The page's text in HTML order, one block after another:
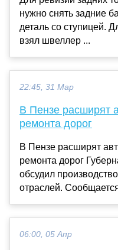
нужно снять задние
деталь со ступицей.
взял швеллер ...
22:45, 31 Мар
В Пензе расширят
ремонта дорог
В Пензе расширят
ремонта дорог
обсудил
отраслей.
06:00, 05 Апр